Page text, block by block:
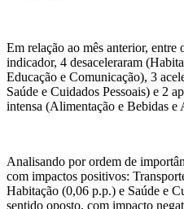
Em relação ao mês anterior, entre
indicador, 4 desaceleraram
Educação e Comunicação), 3
Saúde e Cuidados Pessoais) e 2
intensa (Alimentação e Bebidas e
Analisando por ordem de
com impactos positivos:
Habitação (0,06 p.p.) e Saúde e
sentido oposto, com impacto